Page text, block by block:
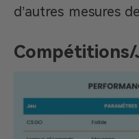
d’autres mesures